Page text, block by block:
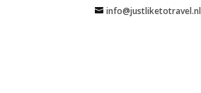
info@justliketotravel.nl